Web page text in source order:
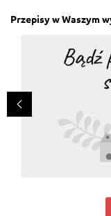
Beata
Jola
Maria
Zupa z dyni
smaku sok z
Przepisy w Waszym